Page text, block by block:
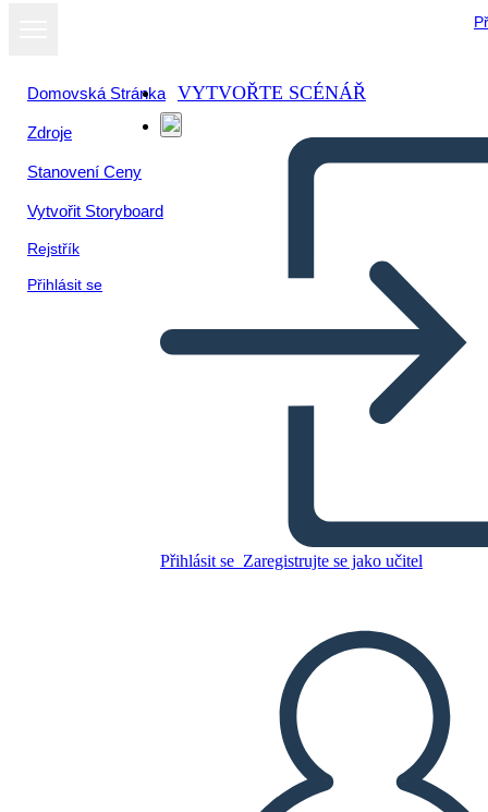
Domovská Stránka
Zdroje
Stanovení Ceny
Vytvořit Storyboard
Rejstřík
Přihlásit se
VYTVOŘTE SCÉNÁŘ
Přihlásit se Zaregistrujte se jako učitel
Zkopírujte tento scénář
PŘEHRÁT PREZENTACI
PŘEČTI MI
Zobrazit jako
prezentaci